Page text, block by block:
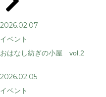
2026.02.07
イベント
おはなし紡ぎの小屋 vol.2
2026.02.05
イベント